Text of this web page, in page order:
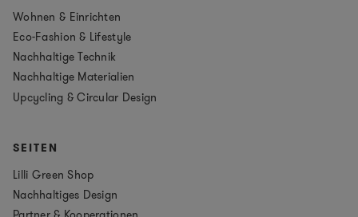
Wohnen & Einrichten
Eco-Fashion & Lifestyle
Nachhaltige Technik
Nachhaltige Materialien
Upcycling & Circular Design
SEITEN
Lilli Green Shop
Nachhaltiges Design